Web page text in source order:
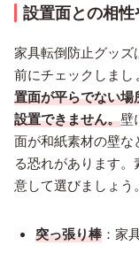
設置面との相
家具転倒防止グッ
前にチェックしまし
置面が平らでない
設置できません。壁
面が和紙素材の壁
る恐れがあります
意して選びましょう。
突っ張り棒 ：家